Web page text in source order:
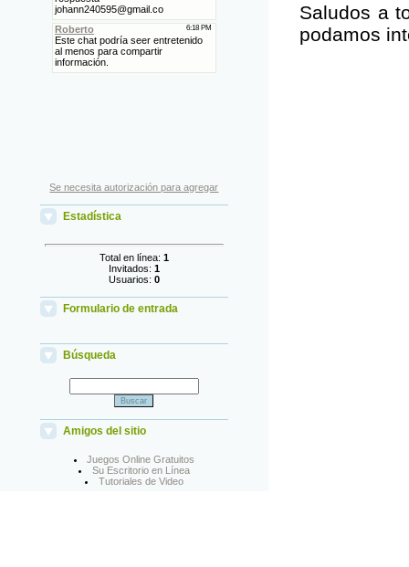
Se necesita autorización para agregar
Estadística
Total en línea: 1
Invitados: 1
Usuarios: 0
Formulario de entrada
Búsqueda
Amigos del sitio
Juegos Online Gratuitos
Su Escritorio en Línea
Tutoriales de Video
Saludos a
podamos